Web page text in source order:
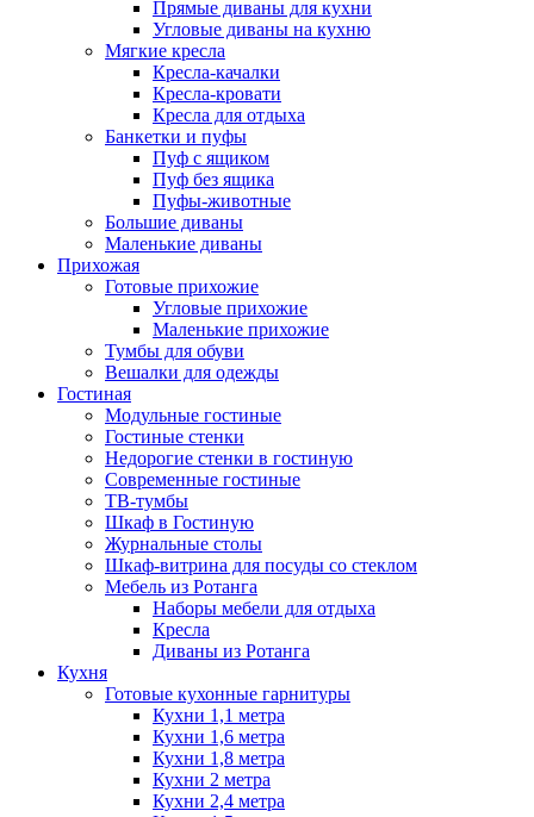
Прямые диваны для кухни
Угловые диваны на кухню
Мягкие кресла
Кресла-качалки
Кресла-кровати
Кресла для отдыха
Банкетки и пуфы
Пуф с ящиком
Пуф без ящика
Пуфы-животные
Большие диваны
Маленькие диваны
Прихожая
Готовые прихожие
Угловые прихожие
Маленькие прихожие
Тумбы для обуви
Вешалки для одежды
Гостиная
Модульные гостиные
Гостиные стенки
Недорогие стенки в гостиную
Современные гостиные
ТВ-тумбы
Шкаф в Гостиную
Журнальные столы
Шкаф-витрина для посуды со стеклом
Мебель из Ротанга
Наборы мебели для отдыха
Кресла
Диваны из Ротанга
Кухня
Готовые кухонные гарнитуры
Кухни 1,1 метра
Кухни 1,6 метра
Кухни 1,8 метра
Кухни 2 метра
Кухни 2,4 метра